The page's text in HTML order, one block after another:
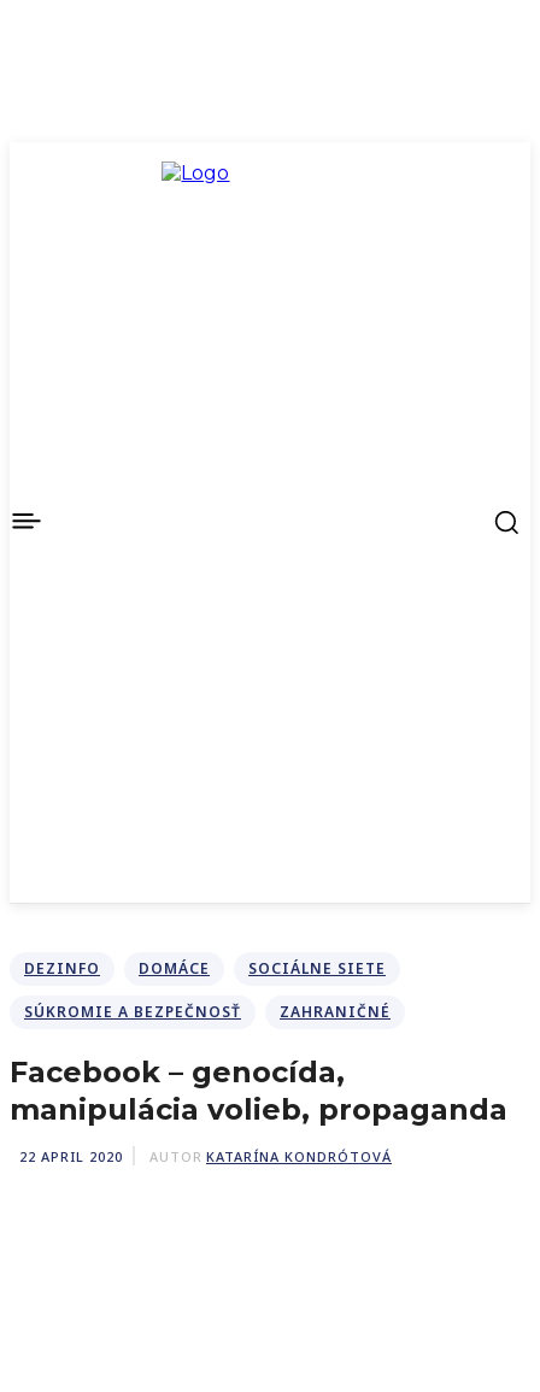
DEZINFO DOMÁCE SOCIÁLNE SIETE
SÚKROMIE A BEZPEČNOSŤ ZAHRANIČNÉ
Facebook – genocída,
manipulácia volieb, propaganda
22 APRIL 2020 AUTOR KATARÍNA KONDRÓTOVÁ